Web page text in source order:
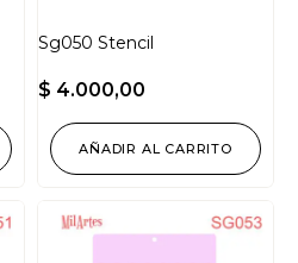
Sg050 Stencil
$ 4.000,00
AÑADIR AL CARRITO